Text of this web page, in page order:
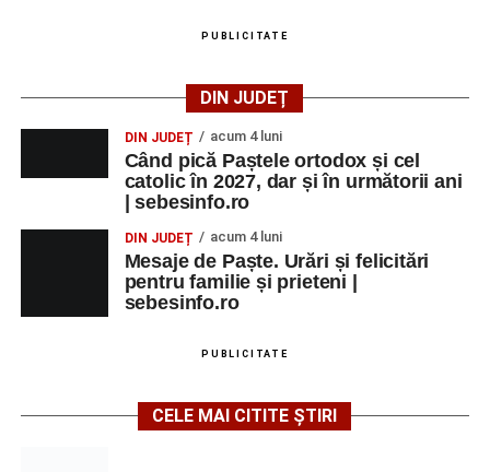
2026 a adus emoție și aplauze la Sebeș
Messenger WhatsApp Twitter/X Email
PUBLICITATE
DIN JUDEȚ
DIN JUDEȚ acum 4 luni
Când pică Paștele ortodox și cel
catolic în 2027, dar și în următorii ani
| sebesinfo.ro
DIN JUDEȚ acum 4 luni
Mesaje de Paște. Urări și felicitări
pentru familie și prieteni |
sebesinfo.ro
PUBLICITATE
CELE MAI CITITE ȘTIRI